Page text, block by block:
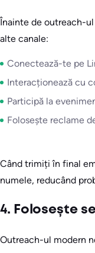
Înainte de outreach-
alte canale:
Conectează-te pe
Interacționează cu
Participă la
Folosește reclame
Când trimiți în final
numele, reducând
4. Folosește
Outreach-ul modern